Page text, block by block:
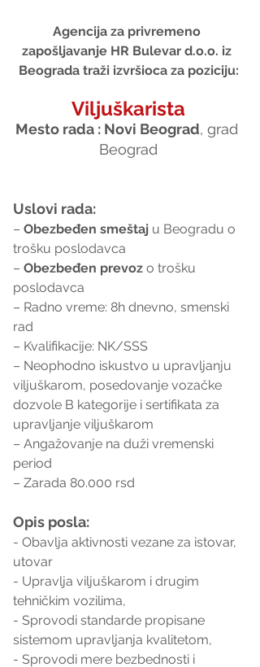
Agencija za privremeno
zapošljavanje HR Bulevar d.o.o. iz
Beograda traži izvršioca za poziciju:
Viljuškarista
Mesto rada : Novi Beograd, grad
Beograd
Uslovi rada:
– Obezbeđen smeštaj u Beogradu o
trošku poslodavca
– Obezbeđen prevoz o trošku
poslodavca
– Radno vreme: 8h dnevno, smenski
rad
– Kvalifikacije: NK/SSS
– Neophodno iskustvo u upravljanju
viljuškarom, posedovanje vozačke
dozvole B kategorije i sertifikata za
upravljanje viljuškarom
– Angažovanje na duži vremenski
period
– Zarada 80.000 rsd
Opis posla:
- Obavlja aktivnosti vezane za istovar,
utovar
- Upravlja viljuškarom i drugim
tehničkim vozilima,
- Sprovodi standarde propisane
sistemom upravljanja kvalitetom,
- Sprovodi mere bezbednosti i